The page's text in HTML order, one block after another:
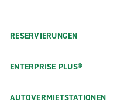
RESERVIERUNGEN
ENTERPRISE PLUS®
AUTOVERMIETSTATIONEN